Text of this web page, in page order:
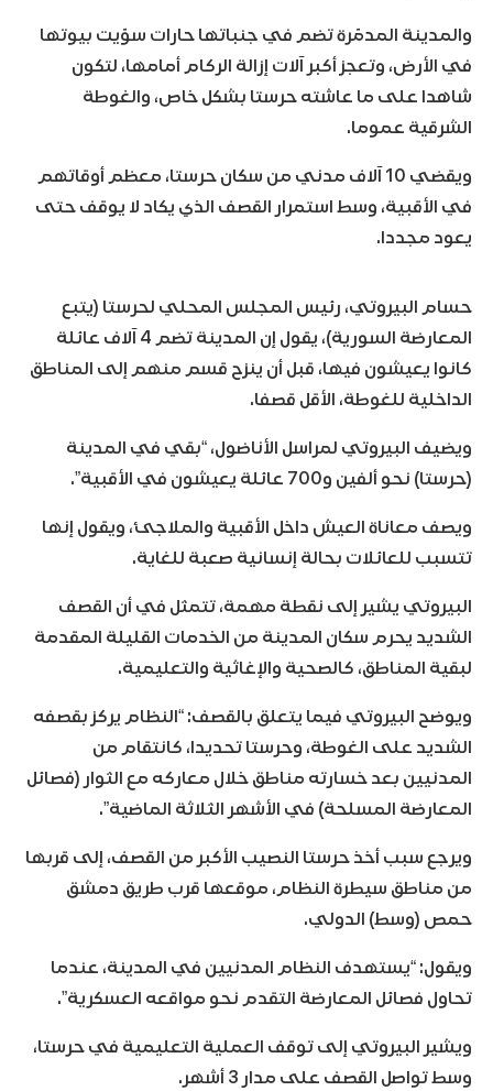
والمدينة المدمّرة تضم في جنباتها حارات سوّيت بيوتها
في الأرض، وتعجز أكبر آلات إزالة الركام أمامها، لتكون
شاهدا على ما عاشته حرستا بشكل خاص، والغوطة
الشرقية عموما.
ويقضي 10 آلاف مدني من سكان حرستا، معظم أوقاتهم
في الأقبية، وسط استمرار القصف الذي يكاد لا يوقف حتى
يعود مجددا.
حسام البيروتي، رئيس المجلس المحلي لحرستا (يتبع
المعارضة السورية)، يقول إن المدينة تضم 4 آلاف عائلة
كانوا يعيشون فيها، قبل أن ينزح قسم منهم إلى المناطق
الداخلية للغوطة، الأقل قصفا.
ويضيف البيروتي لمراسل الأناضول، “بقي في المدينة
(حرستا) نحو ألفين و700 عائلة يعيشون في الأقبية”.
ويصف معاناة العيش داخل الأقبية والملاجئ، ويقول إنها
تتسبب للعائلات بحالة إنسانية صعبة للغاية.
البيروتي يشير إلى نقطة مهمة، تتمثل في أن القصف
الشديد يحرم سكان المدينة من الخدمات القليلة المقدمة
لبقية المناطق، كالصحية والإغاثية والتعليمية.
ويوضح البيروتي فيما يتعلق بالقصف: “النظام يركز بقصفه
الشديد على الغوطة، وحرستا تحديدا، كانتقام من
المدنيين بعد خسارته مناطق خلال معاركه مع الثوار (فصائل
المعارضة المسلحة) في الأشهر الثلاثة الماضية”.
ويرجع سبب أخذ حرستا النصيب الأكبر من القصف، إلى قربها
من مناطق سيطرة النظام، موقعها قرب طريق دمشق
حمص (وسط) الدولي.
ويقول: “يستهدف النظام المدنيين في المدينة، عندما
تحاول فصائل المعارضة التقدم نحو مواقعه العسكرية”.
ويشير البيروتي إلى توقف العملية التعليمية في حرستا،
وسط تواصل القصف على مدار 3 أشهر.